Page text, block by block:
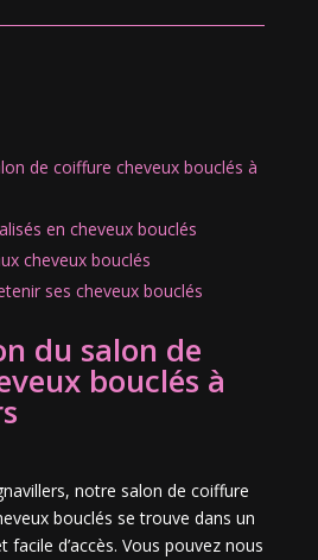
de coiffure cheveux bouclés à
en cheveux bouclés
cheveux bouclés
ses cheveux bouclés
du salon de
bouclés à
notre salon de coiffure
bouclés se trouve dans un
d’accès. Vous pouvez nous